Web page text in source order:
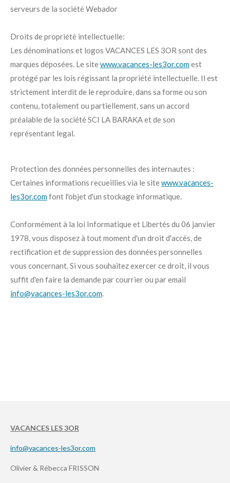
serveurs de la société Webador
Droits de propriété intellectuelle:
Les dénominations et logos VACANCES LES 3OR sont des
marques déposées. Le sitewww.vacances-les3or.comest
protégé par les lois régissant la propriété intellectuelle. Il est
strictement interdit de le reproduire, dans sa forme ou son
contenu, totalement ou partiellement, sans un accord
préalable de la société SCI LA BARAKA et de son
représentant legal.
Protection des données personnelles des internautes :
Certaines informations recueillies via le sitewww.vacances-
les3or.comfont l'objet d'un stockage informatique.
Conformément à la loi Informatique et Libertés du 06 janvier
1978, vous disposez à tout moment d'un droit d'accès, de
rectification et de suppression des données personnelles
vous concernant. Si vous souhaitez exercer ce droit, il vous
suffit d'en faire la demande par courrier ou par email
info@vacances-les3or.com.
VACANCES LES 3OR
info@vacances-les3or.com
Olivier & Rébecca FRISSON